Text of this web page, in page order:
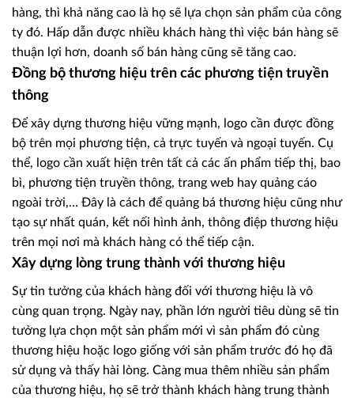
hàng, thì khả năng cao là họ sẽ lựa chọn sản phẩm của công
ty đó. Hấp dẫn được nhiều khách hàng thì việc bán hàng sẽ
thuận lợi hơn, doanh số bán hàng cũng sẽ tăng cao.
Đồng bộ thương hiệu trên các phương tiện truyền
thông
Để xây dựng thương hiệu vững mạnh, logo cần được đồng
bộ trên mọi phương tiện, cả trực tuyến và ngoại tuyến. Cụ
thể, logo cần xuất hiện trên tất cả các ấn phẩm tiếp thị, bao
bì, phương tiện truyền thông, trang web hay quảng cáo
ngoài trời,… Đây là cách để quảng bá thương hiệu cũng như
tạo sự nhất quán, kết nối hình ảnh, thông điệp thương hiệu
trên mọi nơi mà khách hàng có thể tiếp cận.
Xây dựng lòng trung thành với thương hiệu
Sự tin tưởng của khách hàng đối với thương hiệu là vô
cùng quan trọng. Ngày nay, phần lớn người tiêu dùng sẽ tin
tưởng lựa chọn một sản phẩm mới vì sản phẩm đó cùng
thương hiệu hoặc logo giống với sản phẩm trước đó họ đã
sử dụng và thấy hài lòng. Càng mua thêm nhiều sản phẩm
của thương hiệu, họ sẽ trở thành khách hàng trung thành